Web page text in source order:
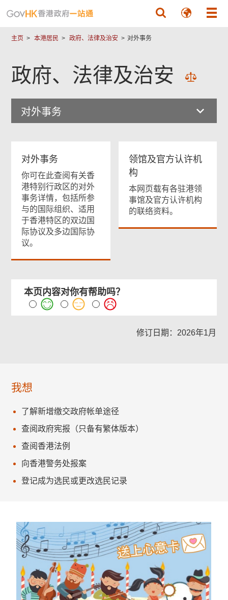
主页 本港居民 政府、法律及治安 对外事务
政府、法律及治安
对外事务
对外事务
你可在此查阅有关香
港特别行政区的对外
事务详情，包括所参
与的国际组织、适用
于香港特区的双边国
际协议及多边国际协
议。
领馆及官方认许机
构
本网页载有各驻港领
事馆及官方认许机构
的联络资料。
本页内容对你有帮助吗？
修订日期：2026年1月
我想
了解新增缴交政府帐单途径
查阅政府宪报（只备有繁体版本）
查阅香港法例
向香港警务处报案
登记成为选民或更改选民记录